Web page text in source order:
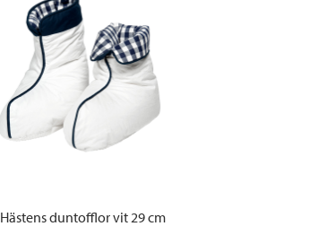
Hästens duntofflor vit 29 cm